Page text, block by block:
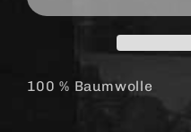
T-
T-
100 % Baumwolle